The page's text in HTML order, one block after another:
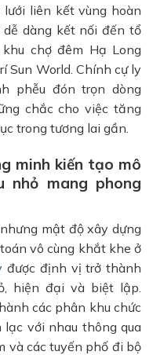
liên kết vùng hoàn
dễ dàng kết nối đến tổ
chợ đêm Hạ Long
Sun World. Chính cự ly
phễu đón trọn dòng
chắc cho việc tăng
trong tương lai gần.
minh kiến tạo mô
nhỏ mang phong
mật độ xây dựng
vô cùng khắt khe ở
được định vị trở thành
hiện đại và biệt lập.
các phân khu chức
với nhau thông qua
và các tuyến phố đi bộ